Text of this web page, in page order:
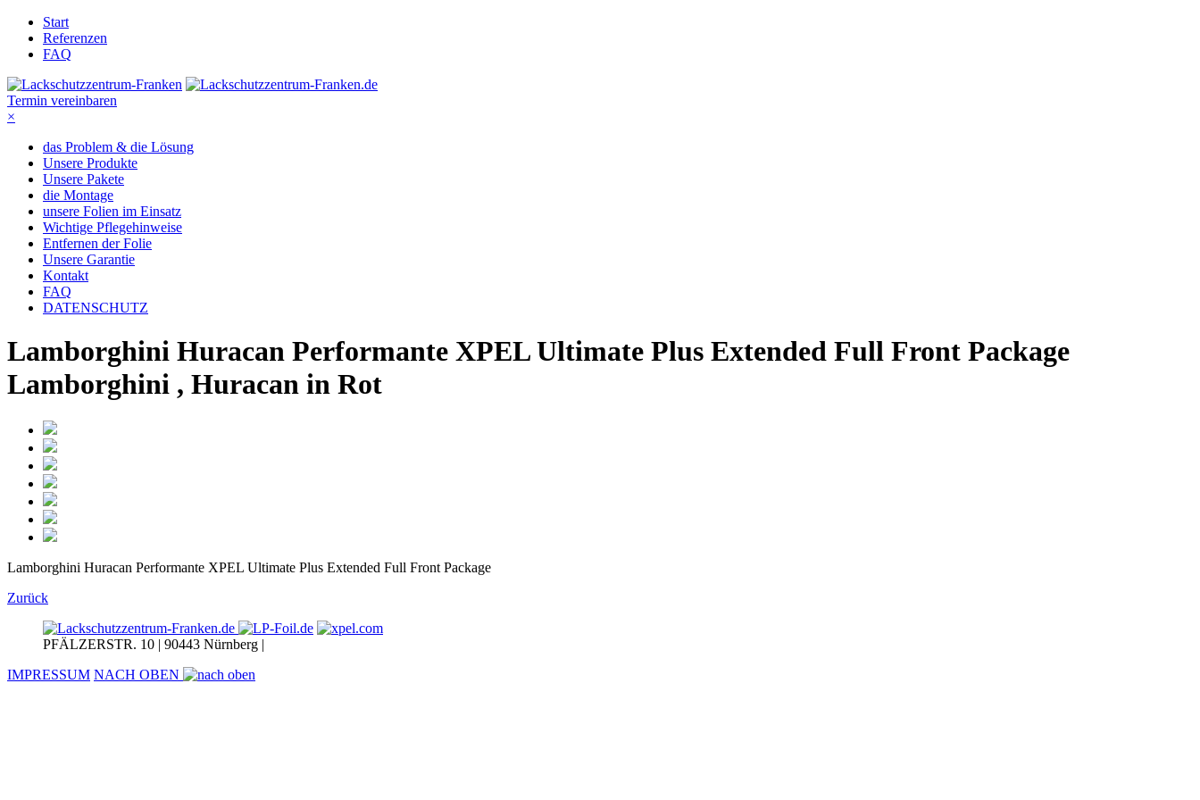
Start
Referenzen
FAQ
Termin vereinbaren
×
das Problem & die Lösung
Unsere Produkte
Unsere Pakete
die Montage
unsere Folien im Einsatz
Wichtige Pflegehinweise
Entfernen der Folie
Unsere Garantie
Kontakt
FAQ
DATENSCHUTZ
Lamborghini Huracan Performante XPEL Ultimate Plus Extended Full Front Package
Lamborghini , Huracan in Rot
Lamborghini Huracan Performante XPEL Ultimate Plus Extended Full Front Package
Zurück
PFÄLZERSTR. 10 | 90443 Nürnberg |
IMPRESSUM NACH OBEN